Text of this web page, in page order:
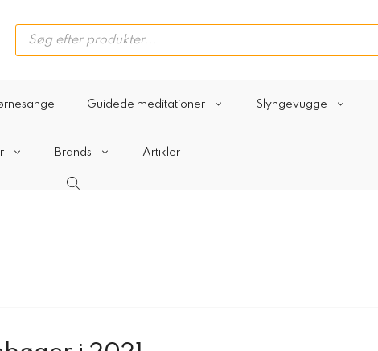
Products
search
Guidede meditationer Slyngevugge
Brands Artikler